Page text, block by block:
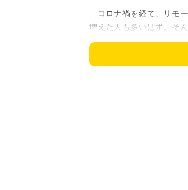
コロナ禍を経て、リモ
増えた人も多いはず。そ
デア作品がX（旧ツイッ
ユニークなアイデア作品